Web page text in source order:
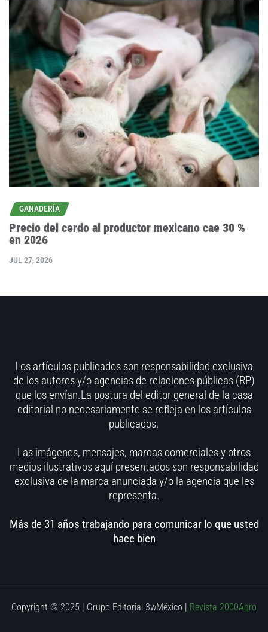
GANADERÍA
Precio del cerdo al productor mexicano cae 30 %
en 2026
JUL 27, 2026
Los artículos publicados son responsabilidad exclusiva
de los autores y/o agencias de relaciones públicas (RP)
que los envían.La postura del editor general de la casa
editorial no necesariamente se refleja en los artículos
publicados.
Las imágenes, mensajes, marcas comerciales y otros
medios ilustrativos aquí presentados son responsabilidad
exclusiva de la marca anunciada y/o la agencia que les
representa.
Más de 31 años trabajando para comunicar lo que usted
hace bien
Copyright © 2025 | Grupo Editorial 3wMéxico | Revista 2000Agro